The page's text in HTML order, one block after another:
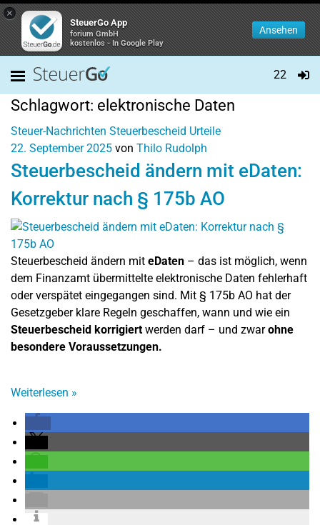
×
SteuerGo App
forium GmbH
kostenlos - In Google Play
Ansehen
22
Schlagwort: elektronische Daten
Steuer-Nachrichten Steuerbescheid Urteile
22. September 2025 von Thilo Rudolph
Steuerbescheid ändern mit eDaten:
Korrektur nach § 175b AO
Steuerbescheid ändern mit eDaten – das ist möglich, wenn
dem Finanzamt übermittelte elektronische Daten fehlerhaft
oder verspätet eingegangen sind. Mit § 175b AO hat der
Gesetzgeber klare Regeln geschaffen, wann und wie ein
Steuerbescheid korrigiertwerden darf – und zwarohne
besondere Voraussetzungen.
Weiterlesen »